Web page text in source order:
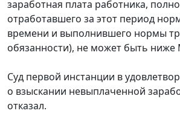
заработная плата работника,
отработавшего за этот период
времени и выполнившего нормы
обязанности), не может быть
Суд первой инстанции в
о взыскании невыплаченной
отказал.